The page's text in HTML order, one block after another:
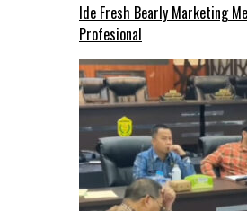
Ide Fresh Bearly Marketing
Profesional